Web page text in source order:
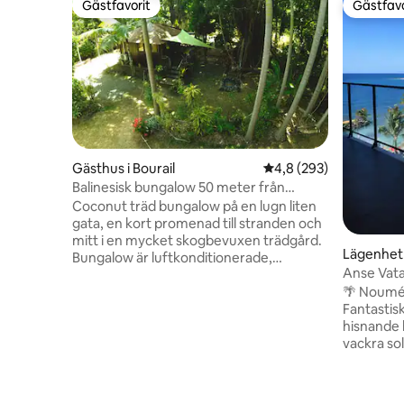
Gästfavorit
Gästfavorit
Gästhus i Bourail 4,8 av 5 i
4,8 (293)
Balinesisk bungalow 50 meter från
stranden
Coconut träd bungalow på en lugn liten
gata, en kort promenad till stranden och
mitt i en mycket skogbevuxen trädgård.
Bungalow är luftkonditionerade,
Lägenhet
Anse
🌴
hisnande
vackra